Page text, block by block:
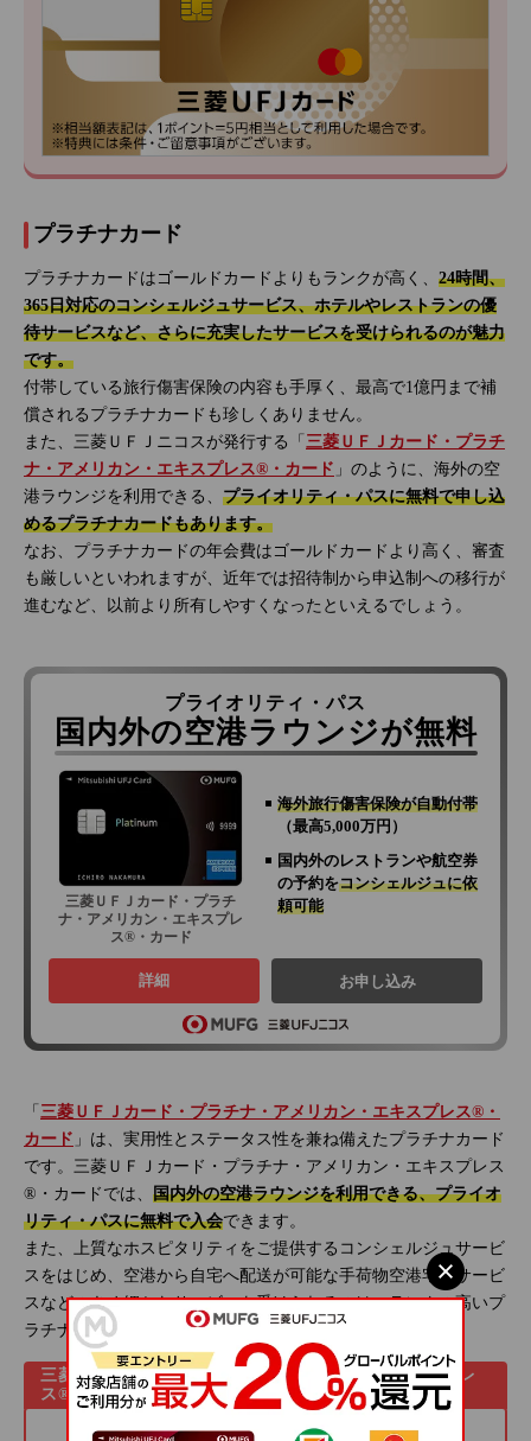
プラチナカード
プラチナカードはゴールドカードよりもランクが高く、 24時間、
365日対応のコンシェルジュサービス、ホテルやレストランの優
待サービスなど、さらに充実したサービスを受けられるのが魅力
です。
付帯している旅行傷害保険の内容も手厚く、最高で1億円まで補
償されるプラチナカードも珍しくありません。
また、三菱ＵＦＪニコスが発行する「 三菱ＵＦＪカード・プラチ
ナ・アメリカン・エキスプレス®・カード 」のように、海外の空
港ラウンジを利用できる、 プライオリティ・パスに無料で申し込
めるプラチナカードもあります。
なお、プラチナカードの年会費はゴールドカードより高く、審査
も厳しいといわれますが、近年では招待制から申込制への移行が
進むなど、以前より所有しやすくなったといえるでしょう。
プライオリティ・パス
国内外の空港ラウンジが無料
三菱ＵＦＪカード・プラチ
ナ・アメリカン・エキスプレ
ス®・カード
海外旅行傷害保険が自動付帯
（最高5,000万円）
国内外のレストランや航空券
の予約をコンシェルジュに依
頼可能
詳細 お申し込み
「 三菱ＵＦＪカード・プラチナ・アメリカン・エキスプレス®・
カード 」は、実用性とステータス性を兼ね備えたプラチナカード
です。三菱ＵＦＪカード・プラチナ・アメリカン・エキスプレス
®・カードでは、 国内外の空港ラウンジを利用できる、プライオ
リティ・パスに無料で入会できます。
また、上質なホスピタリティをご提供するコンシェルジュサービ
スをはじめ、空港から自宅へ配送が可能な手荷物空港宅配サービ
スなどのきめ細かなサービスを受けられるのは、ランクの高いプ
ラチナカードならではといえるでしょう。
三菱ＵＦＪカード・プラチナ・アメリカン・エキスプレ
ス®・カードの特長